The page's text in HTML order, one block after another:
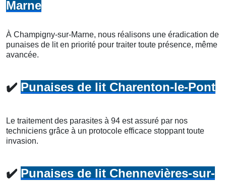
Marne
À Champigny-sur-Marne, nous réalisons une éradication de
punaises de lit en priorité pour traiter toute présence, même
avancée.
✔️ Punaises de lit Charenton-le-Pont
Le traitement des parasites à 94 est assuré par nos
techniciens grâce à un protocole efficace stoppant toute
invasion.
✔️ Punaises de lit Chennevières-sur-